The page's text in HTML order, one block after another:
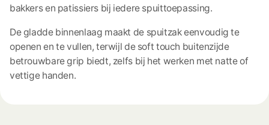
bakkers en patissiers bij iedere spuittoepassing.
De gladde binnenlaag maakt de spuitzak eenvoudig te
openen en te vullen, terwijl de soft touch buitenzijde
betrouwbare grip biedt, zelfs bij het werken met natte of
vettige handen.